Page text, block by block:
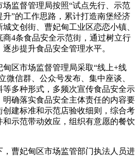
监督管理局按照“试点先行、示范
”的工作思路，累计打造南堡经济
文创街、曹妃甸工业区恋恋小镇、
4条食品安全示范街，通过树立行
步提升食品安全管理水平。
区市场监督管理局采取“线上+线
微信群、公众号发布、集中座谈、
多种形式，多频次宣传食品安全示
确落实食品安全主体责任的内容要
建标准和示范店验收细则，综合考
和示范带动效应，组织有意愿的餐饮
曹妃甸区市场监管部门执法人员进